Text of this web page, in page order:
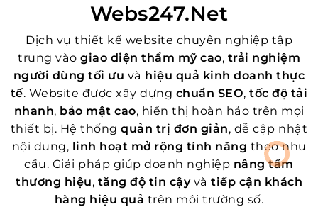
Webs247.net
Dịch vụ thiết kế website chuyên nghiệp tập
trung vào giao diện thẩm mỹ cao, trải nghiệm
người dùng tối ưu và hiệu quả kinh doanh thực
tế. Website được xây dựng chuẩn SEO,tốc độ tải
nhanh, bảo mật cao, hiển thị hoàn hảo trên mọi
thiết bị. Hệ thốngquản trị đơn giản, dễ cập nhật
nội dung, linh hoạt mở rộng tính năng theo nhu
cầu. Giải pháp giúp doanh nghiệp nâng tầm
thương hiệu, tăng độ tin cậyvà tiếp cận khách
hàng hiệu quả trên môi trường số.